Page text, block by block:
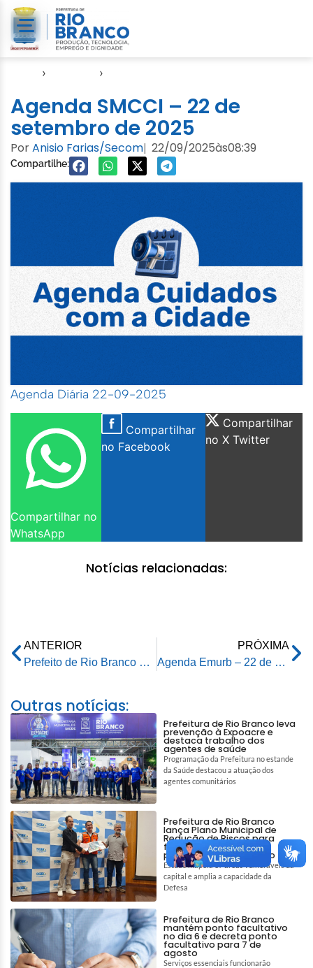
› ›
Agenda SMCCI – 22 de
setembro de 2025
PorAnisio Farias/Secom| 22/09/2025às08:39
Compartilhe:
Agenda Diária 22-09-2025
Compartilhar no
WhatsApp
Compartilhar
no Facebook
Compartilhar
no X Twitter
Notícias relacionadas:
ANTERIOR
Prefeito de Rio Branco prestigia final do Campeonato da Imprensa
PRÓXIMA
Agenda Emurb – 22 de setembro de 2025
Outras notícias:
Prefeitura de Rio Branco leva
prevenção à Expoacre e
destaca trabalho dos
agentes de saúde
Programação da Prefeitura no estande
da Saúde destacou a atuação dos
agentes comunitários
Prefeitura de Rio Branco
lança Plano Municipal de
Redução de Riscos para
fortalecer prevenção e
proteção da população
Estudo mapeia 87 áreas vulneráveis da
capital e amplia a capacidade da
Defesa
Prefeitura de Rio Branco
mantém ponto facultativo
no dia 6 e decreta ponto
facultativo para 7 de
agosto
Serviços essenciais funcionarão